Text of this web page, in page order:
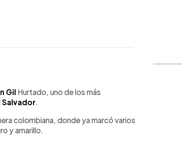
Gil Hurtado, uno de los más
Salvador.
colombiana, donde ya marcó varios
y amarillo.